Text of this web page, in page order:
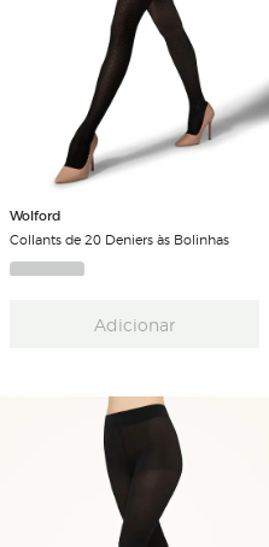
Wolford
Collants de 20 Deniers às Bolinhas
Adicionar